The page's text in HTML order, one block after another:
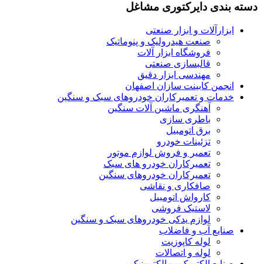
دسته بندی دایرکتوری مشاغل
ابزارآلات و ابزار صنعتی
صنعت هیدرولیک و پنوماتیک
فروشگاه ابزار آلات
قالبسازی صنعتی
مهندسی ابزار دقیق
انجمن کابینت سازان اصفهان
خدمات و تعمیرکاران خودروهای سبک و سنگین
آهنگری ماشین آلات سنگین
باطری سازی
برق اتومبیل
تزئینات خودرو
تعمیر و فروش لوازم موتور
تعمیرکاران خودرو های سبک
تعمیرکاران خودروهای سنگین
صافکاری و نقاشی
کارواش اتومبیل
لاستیک فروشی
لوازم یدکی خودروهای سبک و سنگین
صنایع آب و فاضلاب
لوله کاپوزیت
لوله و اتصالات